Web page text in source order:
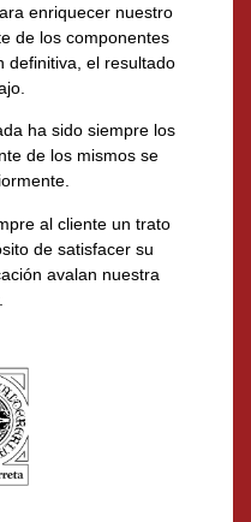
enriquecer nuestro
de los componentes
definitiva, el resultado
ha sido siempre los
de los mismos se
al cliente un trato
de satisfacer su
avalan nuestra